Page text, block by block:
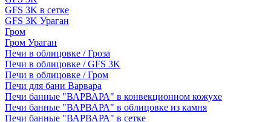
GFS 3K в сетке
GFS 3K Ураган
Гром
Гром Ураган
Печи в облицовке / Гроза
Печи в облицовке / GFS 3K
Печи в облицовке / Гром
Печи для бани Варвара
Печи банные "ВАРВАРА" в конвекционном кожухе
Печи банные "ВАРВАРА" в облицовке из камня
Печи банные "ВАРВАРА" в сетке